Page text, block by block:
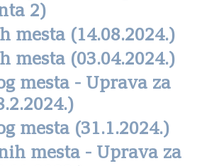
2)
(14.08.2024.)
(03.04.2024.)
mesta - Uprava za
mesta (31.1.2024.)
mesta - Uprava za